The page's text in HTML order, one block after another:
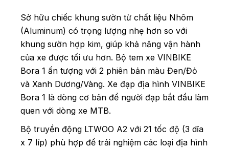
Sở hữu chiếc khung sườn từ chất liệu Nhôm
(Aluminum) có trọng lượng nhẹ hơn so với
khung sườn hợp kim, giúp khả năng vận hành
của xe được tối ưu hơn. Bộ tem xe VINBIKE
Bora 1 ấn tượng với 2 phiên bản màu Đen/Đỏ
và Xanh Dương/Vàng. Xe đạp địa hình VINBIKE
Bora 1 là dòng cơ bản để người đạp bắt đầu làm
quen với dòng xe MTB.
Bộ truyền động LTWOO A2 với 21 tốc độ (3 dĩa
x 7 líp) phù hợp để trải nghiệm các loại địa hình